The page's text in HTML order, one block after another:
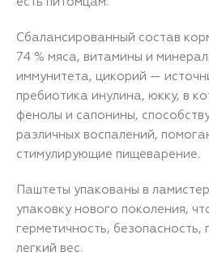
Сбалансированный состав
74 % мяса, витамины и
иммунитета, цикорий —
пребиотика инулина, юкку, в
фенолы и сапонины,
различных воспалений,
стимулирующие пищеварение.
Паштеты упакованы в
упаковку нового поколения,
герметичность, безопасность,
легкий вес.